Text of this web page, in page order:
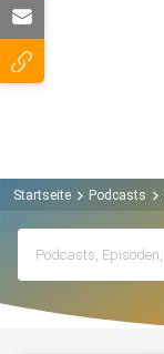
Startseite Podcasts